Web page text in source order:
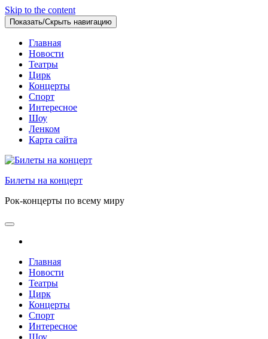
Skip to the content
Показать/Скрыть навигацию
Главная
Новости
Театры
Цирк
Концерты
Спорт
Интересное
Шоу
Ленком
Карта сайта
Билеты на концерт
Рок-концерты по всему миру
Главная
Новости
Театры
Цирк
Концерты
Спорт
Интересное
Шоу